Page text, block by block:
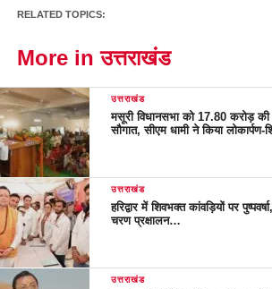
RELATED TOPICS:
More in उत्तराखंड
उत्तराखंड
मसूरी विधानसभा को 17.80 करोड़
सौगात, सीएम धामी ने किया लोकार्पण-
उत्तराखंड
हरिद्वार में शिवभक्त कांवड़ियों पर
चरण प्रक्षालन…
उत्तराखंड